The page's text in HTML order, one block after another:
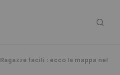
Ragazze facili : ecco la mappa nel